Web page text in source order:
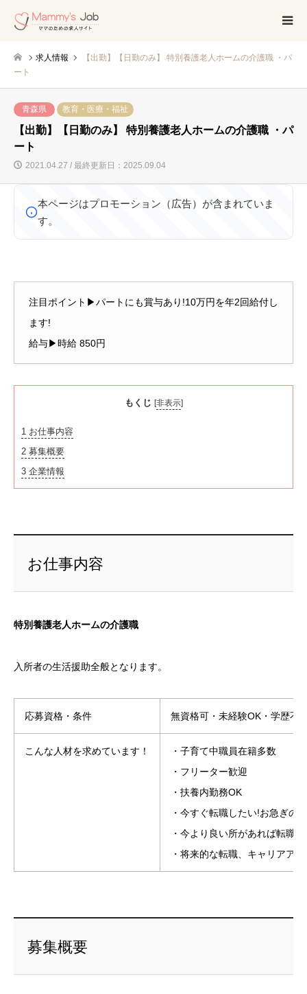
求人情報
【出勤】【日勤のみ】 特別養護老人ホームの介護職 ・パ
ート
青森県 教育・医療・福祉
【出勤】【日勤のみ】 特別養護老人ホームの介護職 ・パ
ート
2021.04.27 / 最終更新日：2025.09.04
本ページはプロモーション（広告）が含まれていま
す。
注目ポイント▶パートにも賞与あり!10万円を年2回給付し
ます!
給与▶時給 850円
もくじ [非表示]
1 お仕事内容
2 募集概要
3 企業情報
お仕事内容
特別養護老人ホームの介護職
入所者の生活援助全般となります。
応募資格・条件 無資格可・未経験OK・学歴不
こんな人材を求めています！
・子育て中職員在籍多数
・フリーター歓迎
・扶養内勤務OK
・今すぐ転職したい!お急ぎの
・今より良い所があれば転職
・将来的な転職、キャリアア
募集概要